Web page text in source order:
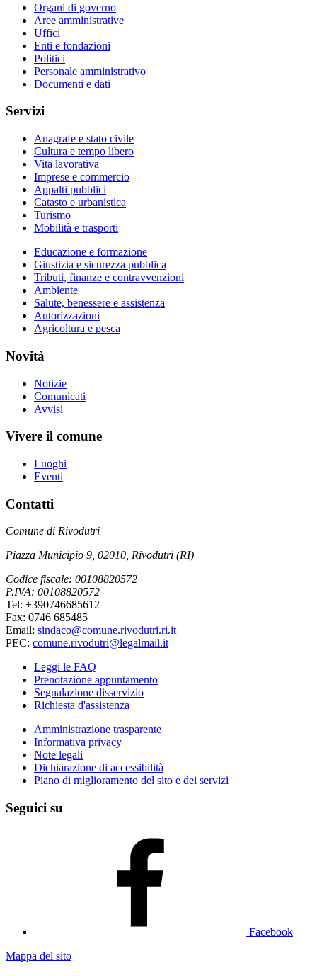
Organi di governo
Aree amministrative
Uffici
Enti e fondazioni
Politici
Personale amministrativo
Documenti e dati
Servizi
Anagrafe e stato civile
Cultura e tempo libero
Vita lavorativa
Imprese e commercio
Appalti pubblici
Catasto e urbanistica
Turismo
Mobilità e trasporti
Educazione e formazione
Giustizia e sicurezza pubblica
Tributi, finanze e contravvenzioni
Ambiente
Salute, benessere e assistenza
Autorizzazioni
Agricoltura e pesca
Novità
Notizie
Comunicati
Avvisi
Vivere il comune
Luoghi
Eventi
Contatti
Comune di Rivodutri
Piazza Municipio 9, 02010, Rivodutri (RI)
Codice fiscale: 00108820572
P.IVA: 00108820572
Tel: +390746685612
Fax: 0746 685485
Email: sindaco@comune.rivodutri.ri.it
PEC: comune.rivodutri@legalmail.it
Leggi le FAQ
Prenotazione appuntamento
Segnalazione disservizio
Richiesta d'assistenza
Amministrazione trasparente
Informativa privacy
Note legali
Dichiarazione di accessibilità
Piano di miglioramento del sito e dei servizi
Seguici su
Facebook
Mappa del sito